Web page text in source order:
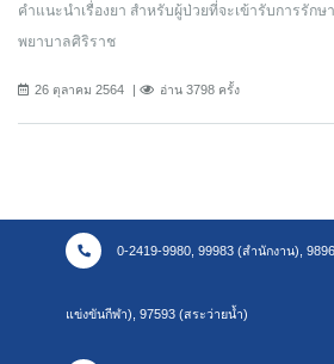
คำแนะนำเรื่องยา สำหรับผู้ป่วยที่จะเข้ารับการรัก
พยาบาลศิริราช
26 ตุลาคม 2564 อ่าน 3798 ครั้ง
0-2419-9980, 99983 (สำนักงาน),
แข่งขันกีฬา), 97593 (สระว่ายน้ำ)